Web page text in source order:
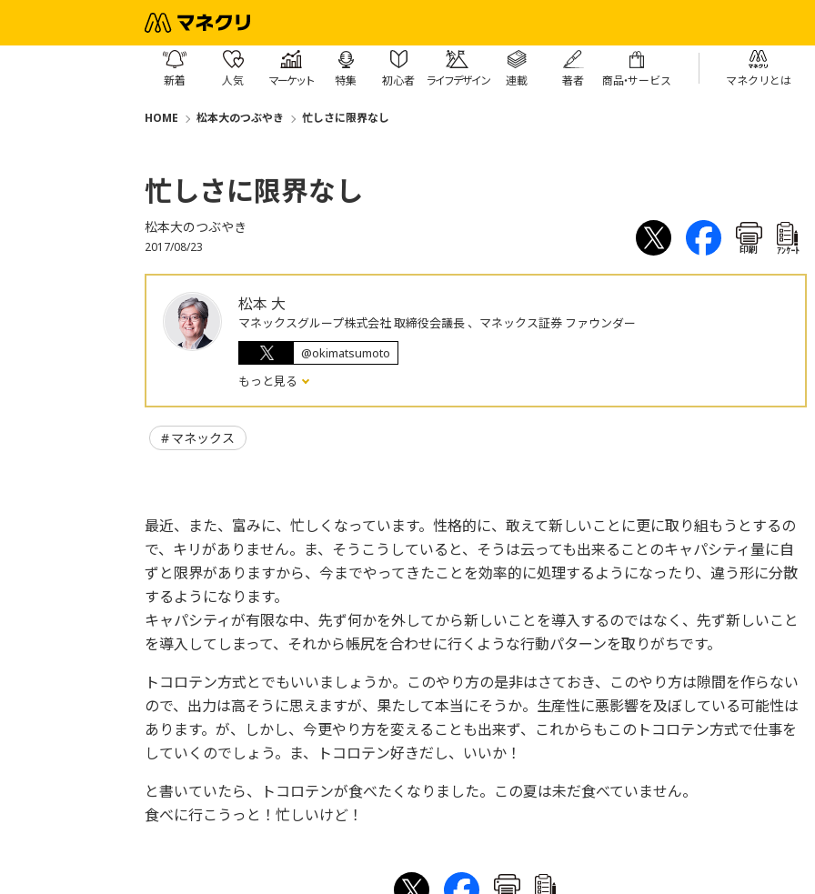
新着 人気 マーケット 特集 初心者 ライフデザイン 連載 著者 商品・サービス マネクリとは
HOME 松本大のつぶやき 忙しさに限界なし
忙しさに限界なし
松本大のつぶやき
2017/08/23 印刷 ｱﾝｹｰﾄ
松本 大
マネックスグループ株式会社 取締役会議長 、マネックス証券 ファウンダー
@okimatsumoto
もっと見る
マネックス
最近、また、富みに、忙しくなっています。性格的に、敢えて新しいことに更に取り組もうとするの
で、キリがありません。ま、そうこうしていると、そうは云っても出来ることのキャパシティ量に自
ずと限界がありますから、今までやってきたことを効率的に処理するようになったり、違う形に分散
するようになります。
キャパシティが有限な中、先ず何かを外してから新しいことを導入するのではなく、先ず新しいこと
を導入してしまって、それから帳尻を合わせに行くような行動パターンを取りがちです。
トコロテン方式とでもいいましょうか。このやり方の是非はさておき、このやり方は隙間を作らない
ので、出力は高そうに思えますが、果たして本当にそうか。生産性に悪影響を及ぼしている可能性は
あります。が、しかし、今更やり方を変えることも出来ず、これからもこのトコロテン方式で仕事を
していくのでしょう。ま、トコロテン好きだし、いいか！
と書いていたら、トコロテンが食べたくなりました。この夏は未だ食べていません。
食べに行こうっと！忙しいけど！